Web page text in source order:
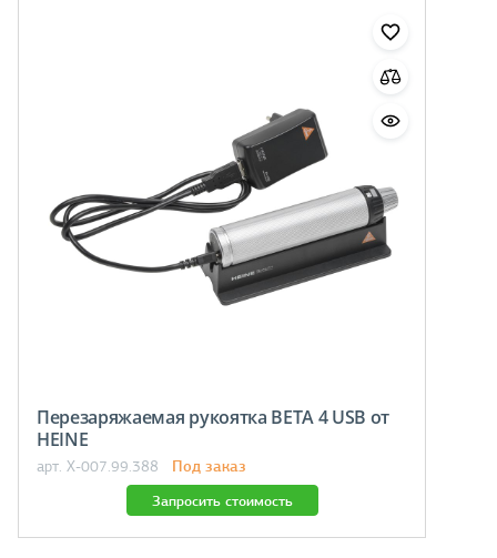
Перезаряжаемая рукоятка BETA 4 USB от
HEINE
арт. X-007.99.388 Под заказ
Запросить стоимость